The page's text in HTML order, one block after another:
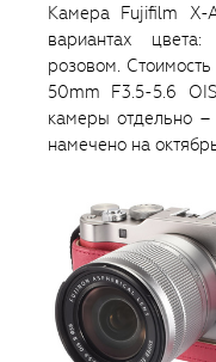
Камера Fujifilm X-
вариантах
розовом.
50mm F3.5-5.6
камеры отдельно
намечено на